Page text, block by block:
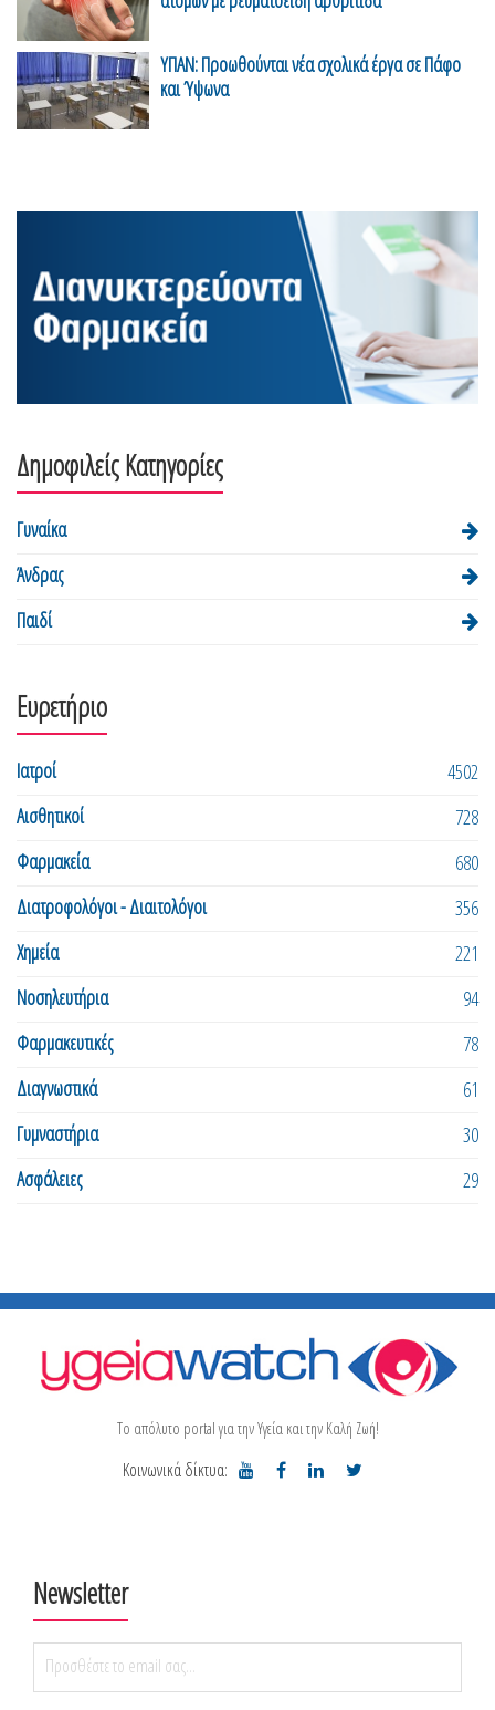
ΥΠΑΝ: Προωθούνται νέα σχολικά έργα σε Πάφο
και Ύψωνα
Δημοφιλείς Κατηγορίες
Γυναίκα
Άνδρας
Παιδί
Ευρετήριο
Ιατροί
4502
Αισθητικοί
728
Φαρμακεία
680
Διατροφολόγοι - Διαιτολόγοι
356
Χημεία
221
Νοσηλευτήρια
94
Φαρμακευτικές
78
Διαγνωστικά
61
Γυμναστήρια
30
Ασφάλειες
29
Το απόλυτο portal για την Υγεία και την Καλή Ζωή!
Κοινωνικά δίκτυα:
Newsletter